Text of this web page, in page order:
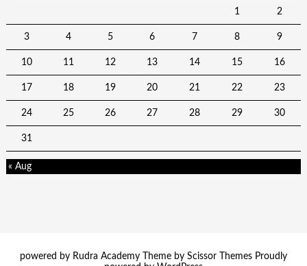
1 2
3 4 5 6 7 8 9
10 11 12 13 14 15 16
17 18 19 20 21 22 23
24 25 26 27 28 29 30
31
« Aug
powered by Rudra Academy Theme by Scissor Themes Proudly